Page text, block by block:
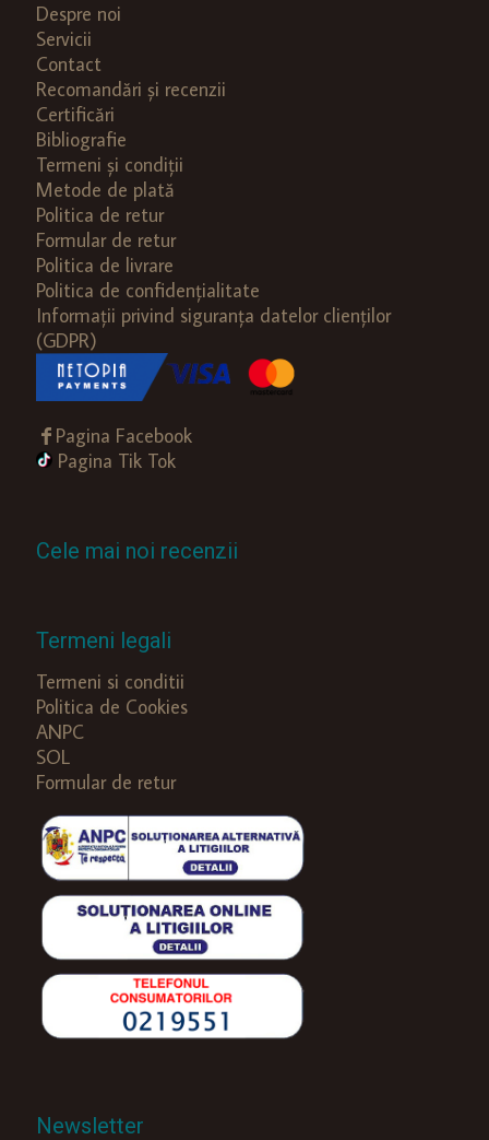
Despre noi
Servicii
Contact
Recomandări și recenzii
Certificări
Bibliografie
Termeni și condiții
Metode de plată
Politica de retur
Formular de retur
Politica de livrare
Politica de confidențialitate
Informații privind siguranța datelor clienților
(GDPR)
Pagina Facebook
Pagina Tik Tok
Cele mai noi recenzii
Termeni legali
Termeni si conditii
Politica de Cookies
ANPC
SOL
Formular de retur
Newsletter